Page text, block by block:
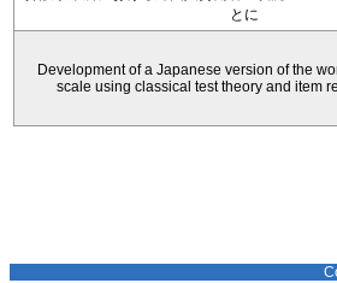
とに
Development of a Japanese version of the
scale using classical test theory and item